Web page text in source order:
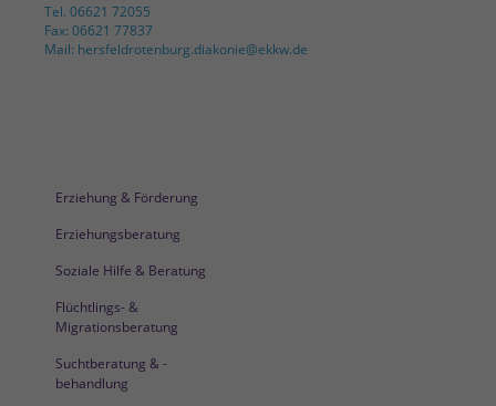
Tel. 06621 72055
Fax: 06621 77837
Mail: hersfeldrotenburg.diakonie@ekkw.de
Erziehung & Förderung
Erziehungsberatung
Soziale Hilfe & Beratung
Flüchtlings- &
Migrationsberatung
Suchtberatung & -
behandlung